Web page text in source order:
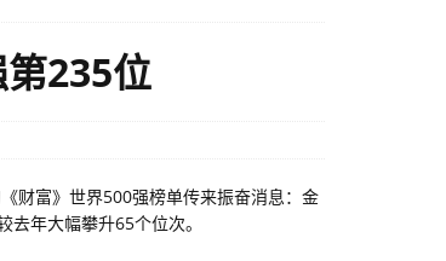
235位
财富》世界500强榜单传来振奋消息：金
年大幅攀升65个位次。